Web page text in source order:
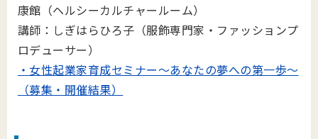
康館（ヘルシーカルチャールーム）
講師：しぎはらひろ子（服飾専門家・ファッションプ
ロデューサー）
・女性起業家育成セミナー～あなたの夢への第一歩～
（募集・開催結果）